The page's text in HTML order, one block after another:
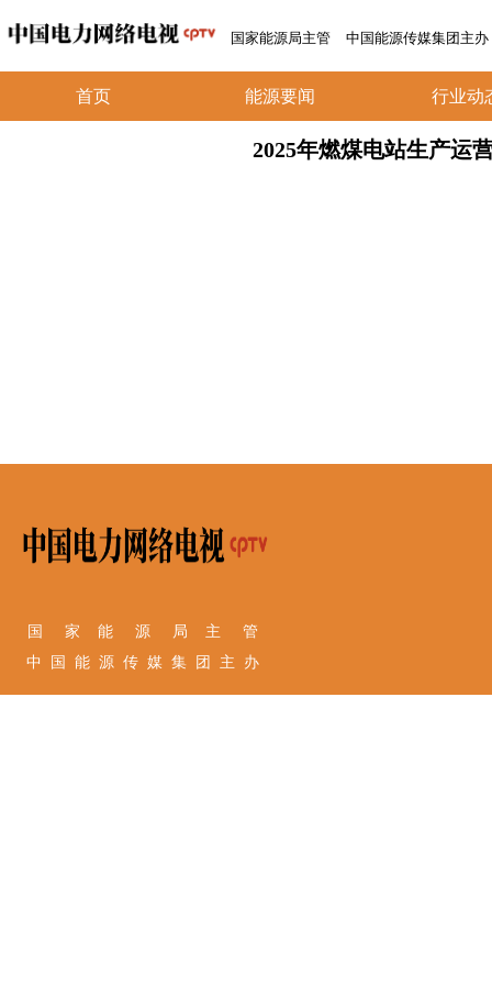
国家能源局主管 中国能源传媒集团主办
首页 能源要闻 行业动
2025年燃煤电站生产运
国 家 能 源 局 主 管
中 国 能 源 传 媒 集 团 主 办